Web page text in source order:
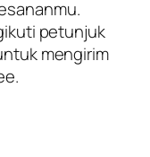
petunjuk
mengirim